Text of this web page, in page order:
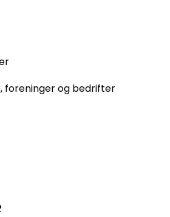
foreninger og bedrifter